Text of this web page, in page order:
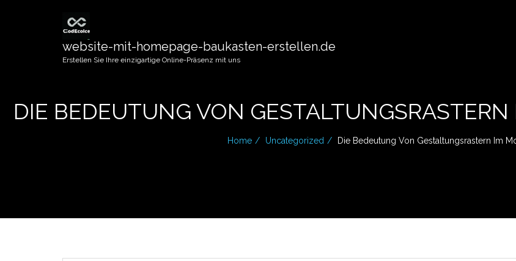
website-mit-homepage-baukasten-erstellen.de
Erstellen Sie Ihre einzigartige Online-Präsenz mit uns
DIE BEDEUTUNG VON
Home Uncategorized Die Bedeutung Von Gestaltungsrastern Im